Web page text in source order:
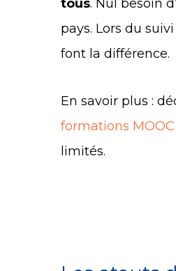
tous. Nul besoin
pays. Lors du
font la différence.
En savoir plus :
formations MOOC
limités.